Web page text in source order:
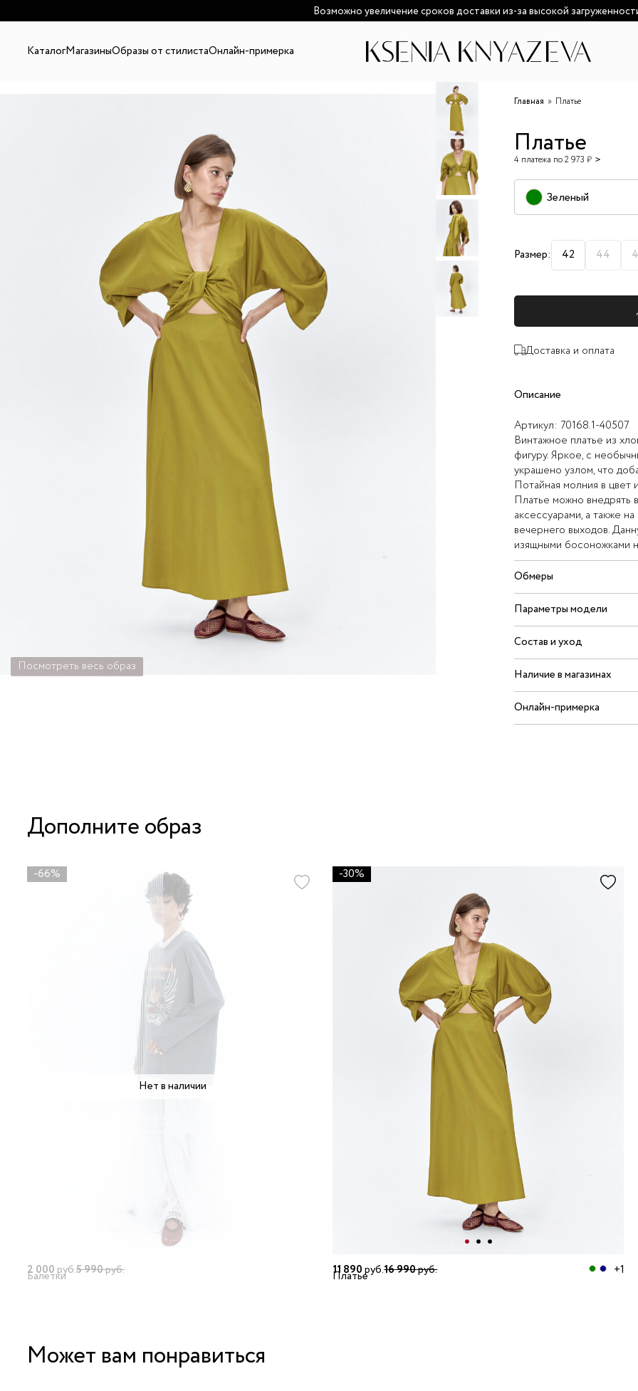
Возможно увеличение сроков доставки из-за высокой
КаталогМагазиныОбразы от стилистаОнлайн-примерка
Посмотреть весь образ
Главная Платье
Платье
4 платежа по 2 973 ₽
Зеленый
Размер: 42 44
Доставка и оплата
Описание
Артикул: 70168.1-40507
Винтажное платье из
фигуру. Яркое, с
украшено узлом, что
Потайная молния в цвет
Платье можно внедрять
аксессуарами, а также
вечернего выходов.
изящными босоножками
Обмеры
Параметры модели
Состав и уход
Наличие в магазинах
Онлайн-примерка
Дополните образ
Нет в наличии
-66%
2 000 руб.5 990руб.
Балетки
-30%
11 890руб.16 990руб.
Платье +1
Может вам понравиться